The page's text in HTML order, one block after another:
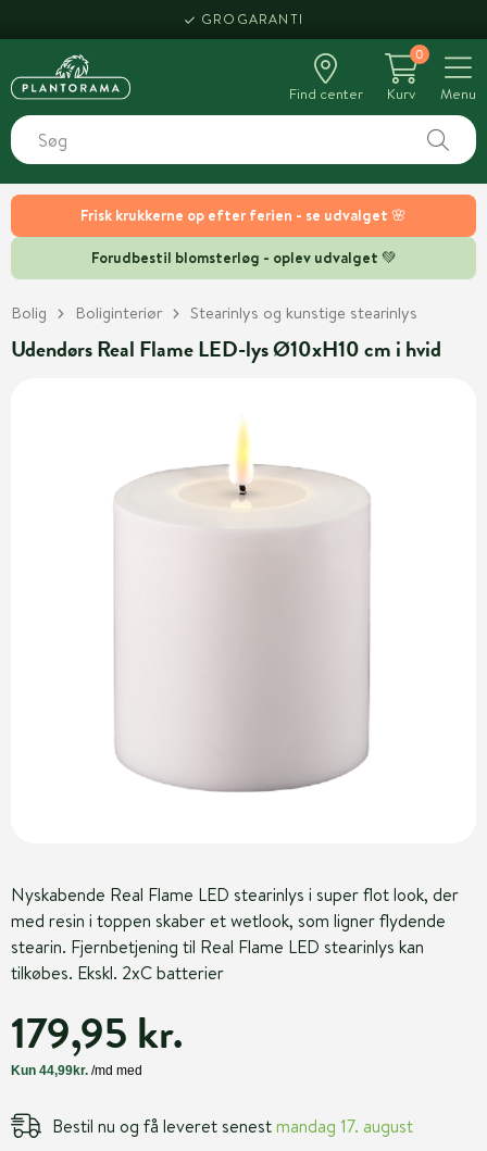
Frisk krukkerne op efter ferien - se udvalget 🌸
Forudbestil blomsterløg - oplev udvalget 💚
GROGARANTI
Find center
0
Kurv
Menu
Bolig Boliginteriør Stearinlys og kunstige stearinlys
Udendørs Real Flame LED-lys Ø10xH10 cm i hvid
Nyskabende Real Flame LED stearinlys i super flot look, der
med resin i toppen skaber et wetlook, som ligner flydende
stearin. Fjernbetjening til Real Flame LED stearinlys kan
tilkøbes. Ekskl. 2xC batterier
179,95 kr.
Bestil nu og få leveret senestmandag 17. august